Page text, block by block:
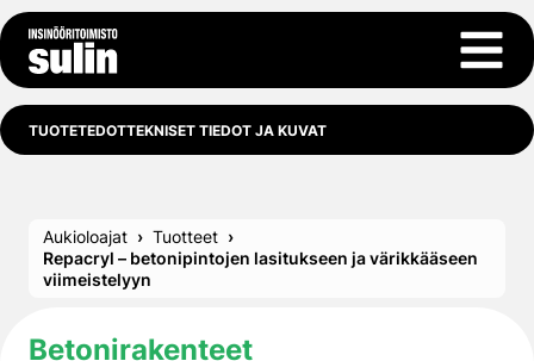
Siirry sisältöön
Avaa
TUOTETEDOTTEKNISET TIEDOT JA KUVAT
Aukioloajat
Tuotteet
Repacryl – betonipintojen lasitukseen ja värikkääseen
viimeistelyyn
Betonirakenteet